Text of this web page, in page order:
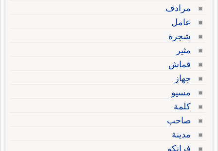
مرادف
عامل
شجرة
مثير
قماش
جهاز
مسيو
كلمة
صاحب
مدينة
فرانكو